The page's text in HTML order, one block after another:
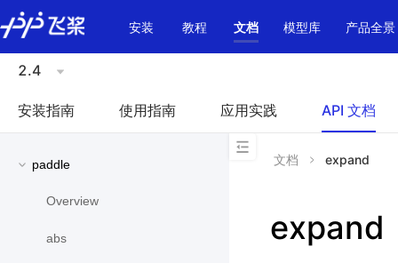
\u200E
安装
教程 文档 模型库 产品全景
2.4
安装指南 使用指南 应用实践 API 文档
paddle
Overview
abs
文档 expand
expand